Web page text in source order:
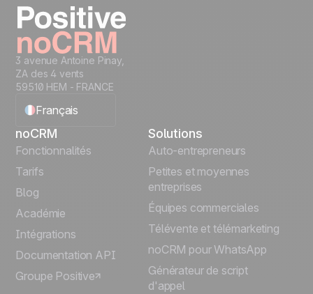
3 avenue Antoine Pinay,
ZA des 4 vents
59510 HEM - FRANCE
Français
English
Português
Italiano
Deutsch
noCRM
Fonctionnalités
Tarifs
Blog
Académie
Intégrations
Documentation API
Groupe Positive
Solutions
Auto-entrepreneurs
Petites et moyennes
entreprises
Équipes commerciales
Télévente et télémarketing
noCRM pour WhatsApp
Générateur de script
d'appel